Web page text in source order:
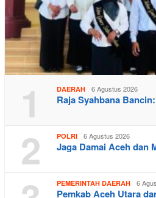
1 DAERAH 6 Agustus 2026
Raja Syahbana
2 POLRI 6 Agustus 2026
Jaga Damai Aceh dan
PEMERINTAH DAERAH 6
Pemkab Aceh Utara